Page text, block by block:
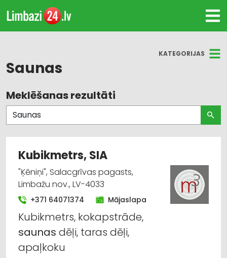
KATEGORIJAS
Saunas
Visas nozares
Kokapstrāde
Atpūtas bāzes, viesu nami
Celtniecības un remonta darbi
Galdnieku darbi
Kokmateriālu tirdzniecība
Meklēšanas rezultāti
Kubikmetrs, SIA
"Ķēniņi", Salacgrīvas pagasts,
Limbažu nov., LV-4033
+371 64071374 Mājaslapa
Kubikmetrs, kokapstrāde,
saunas dēļi, taras dēļi,
apaļkoku